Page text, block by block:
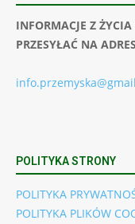
INFORMACJE Z
PRZESYŁAĆ NA
POLITYKA STRONY
POLITYKA
POLITYKA PLIKÓW